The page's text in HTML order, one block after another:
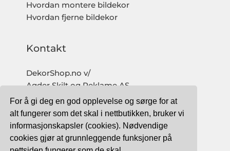
For å gi deg en god opplevelse og sørge for at
alt fungerer som det skal i nettbutikken, bruker vi
informasjonskapsler (cookies). Nødvendige
cookies gjør at grunnleggende funksjoner på
Hvordan montere bildekor
Hvordan fjerne bildekor
Kontakt
DekorShop.no v/
Agder Skilt og Reklame AS
Org. nr: 997 633 016 MVA
salg@dekorshop.no
Tlf: 959 32 123
09.00 - 16.00